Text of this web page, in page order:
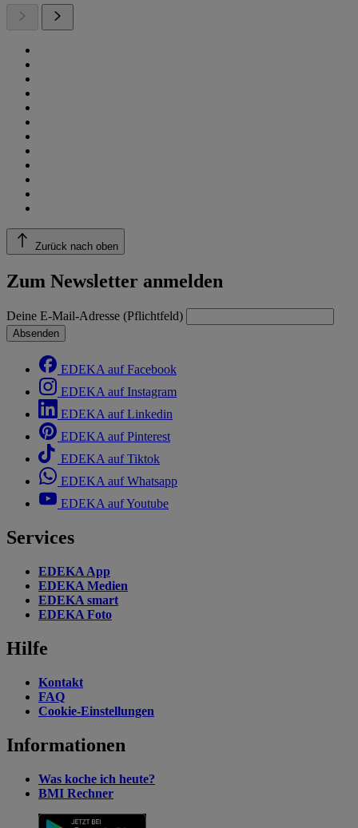
Zurück nach oben
Zum Newsletter anmelden
Deine E-Mail-Adresse (Pflichtfeld)
Absenden
EDEKA auf Facebook
EDEKA auf Instagram
EDEKA auf Linkedin
EDEKA auf Pinterest
EDEKA auf Tiktok
EDEKA auf Whatsapp
EDEKA auf Youtube
Services
EDEKA App
EDEKA Medien
EDEKA smart
EDEKA Foto
Hilfe
Kontakt
FAQ
Cookie-Einstellungen
Informationen
Was koche ich heute?
BMI Rechner